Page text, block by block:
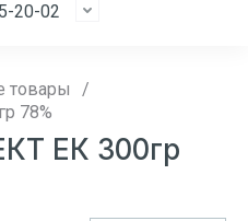
20-02
товары
/
78%
ЕК 300гр